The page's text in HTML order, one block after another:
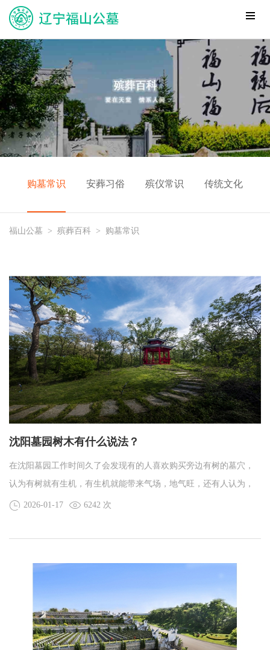
购墓常识 安葬习俗 殡仪常识 传统文化
福山公墓 > 殡葬百科 > 购墓常识
沈阳墓园树木有什么说法？
在沈阳墓园工作时间久了会发现有的人喜欢购买旁边有树的墓穴，
认为有树就有生机，有生机就能带来气场，地气旺，还有人认为，
墓旁有树，方便家属识别墓穴，还有“大树下好乘凉”的寓意，认为这
2026-01-17 6242 次